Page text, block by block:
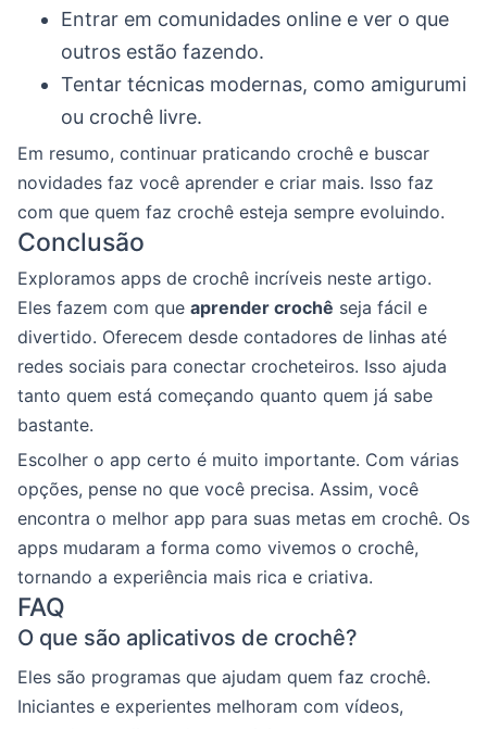
Entrar em comunidades online e ver o que
outros estão fazendo.
Tentar técnicas modernas, como amigurumi
ou crochê livre.
Em resumo, continuar praticando crochê e buscar
novidades faz você aprender e criar mais. Isso faz
com que quem faz crochê esteja sempre evoluindo.
Conclusão
Exploramos apps de crochê incríveis neste artigo.
Eles fazem com que aprender crochê seja fácil e
divertido. Oferecem desde contadores de linhas até
redes sociais para conectar crocheteiros. Isso ajuda
tanto quem está começando quanto quem já sabe
bastante.
Escolher o app certo é muito importante. Com várias
opções, pense no que você precisa. Assim, você
encontra o melhor app para suas metas em crochê. Os
apps mudaram a forma como vivemos o crochê,
tornando a experiência mais rica e criativa.
FAQ
O que são aplicativos de crochê?
Eles são programas que ajudam quem faz crochê.
Iniciantes e experientes melhoram com vídeos,